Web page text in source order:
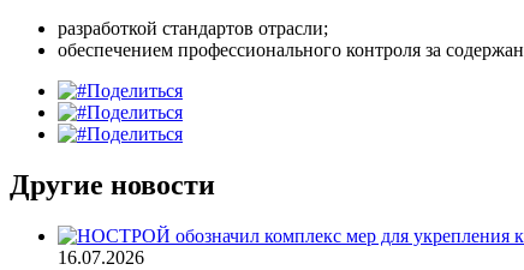
разработкой стандартов отрасли;
обеспечением профессионального контроля за
Поделиться
Поделиться
Поделиться
Другие новости
16.07.2026